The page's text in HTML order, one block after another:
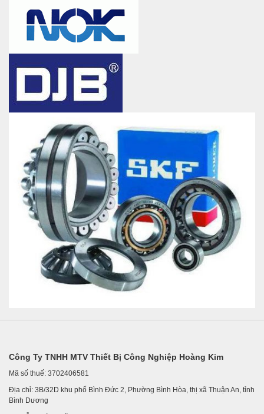
Công Ty TNHH MTV Thiết Bị Công Nghiệp Hoàng Kim
Mã số thuế: 3702406581
Địa chỉ: 3B/32D khu phố Bình Đức 2, Phường Bình Hòa, thị xã Thuận An, tỉnh
Bình Dương